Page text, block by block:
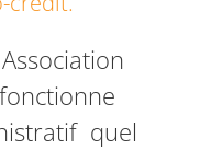
quel